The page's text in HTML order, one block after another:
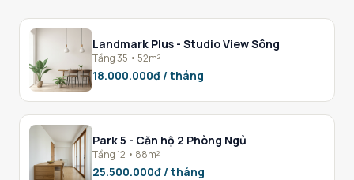
Landmark Plus - Studio View Sông
Tầng 35 • 52m²
18.000.000đ / tháng
Park 5 - Căn hộ 2 Phòng Ngủ
Tầng 12 • 88m²
25.500.000đ / tháng